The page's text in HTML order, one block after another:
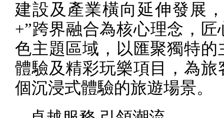
建設及產業橫向延伸發展
+”跨界融合為核心理念，匠
色主題區域，以匯聚獨特的
體驗及精彩玩樂項目，為旅
個沉浸式體驗的旅遊場景。